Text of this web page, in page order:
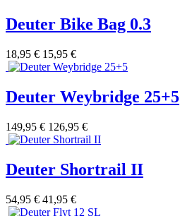
Deuter Bike Bag 0.3
18,95 € 15,95 €
Deuter Weybridge 25+5
149,95 € 126,95 €
Deuter Shortrail II
54,95 € 41,95 €